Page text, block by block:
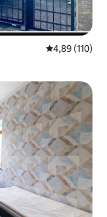
4,89 (110)